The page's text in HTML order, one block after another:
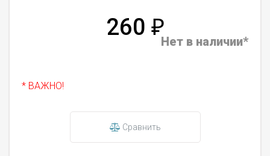
260 ₽
Нет в наличии*
* ВАЖНО!
Сравнить